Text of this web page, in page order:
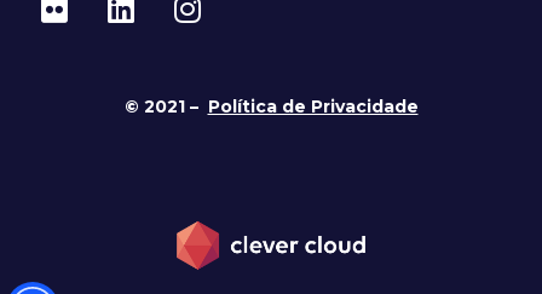
© 2021 – Política de Privacidade